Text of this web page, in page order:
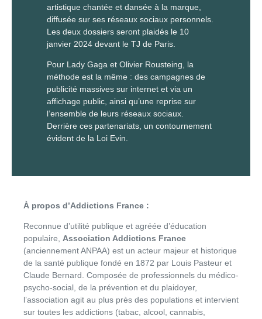
artistique chantée et dansée à la marque,
diffusée sur ses réseaux sociaux personnels.
Les deux dossiers seront plaidés le 10
janvier 2024 devant le TJ de Paris.
Pour Lady Gaga et Olivier Rousteing, la
méthode est la même : des campagnes de
publicité massives sur internet et via un
affichage public, ainsi qu’une reprise sur
l’ensemble de leurs réseaux sociaux.
Derrière ces partenariats, un contournement
évident de la Loi Evin.
À propos d’Addictions France :
Reconnue d’utilité publique et agréée d’éducation
populaire, Association Addictions France
(anciennement ANPAA) est un acteur majeur et historique
de la santé publique fondé en 1872 par Louis Pasteur et
Claude Bernard. Composée de professionnels du médico-
psycho-social, de la prévention et du plaidoyer,
l’association agit au plus près des populations et intervient
sur toutes les addictions (tabac, alcool, cannabis,